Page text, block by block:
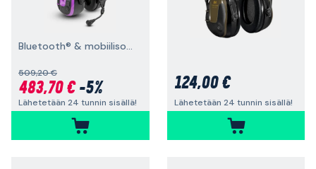
Bluetooth® & mobiilisovellus, päälakisanka
509,20 €
483,70 €-5%
Lähetetään 24 tunnin sisällä!
124,00 €
Lähetetään 24 tunnin sisällä!